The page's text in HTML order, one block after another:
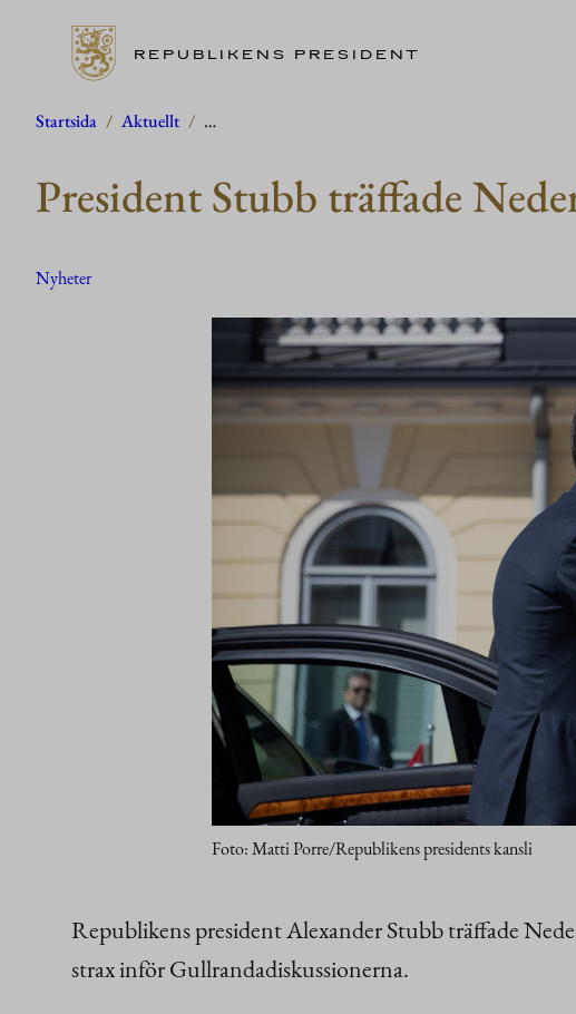
Hoppa
innehåll
REPUBLIKENS PRESIDENT
Startsida / Aktuellt / …
President Stubb träffade
Nyheter
Foto: Matti Porre/Republikens presidents kansli
Republikens president Alexander Stubb träffade
strax inför Gullrandadiskussionerna.